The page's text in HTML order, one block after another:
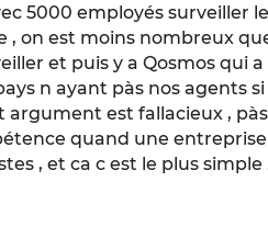
5000 employés surveiller
, on est moins nombreux
et puis y a Qosmos qui a
n ayant pàs nos agents si
argument est fallacieux , pàs
quand une entreprise
, et ca c est le plus simple